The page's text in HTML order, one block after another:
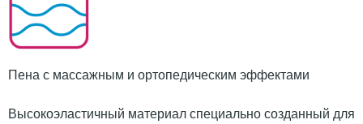
Пена с массажным и ортопедическим эффектами
Высокоэластичный материал специально созданный для